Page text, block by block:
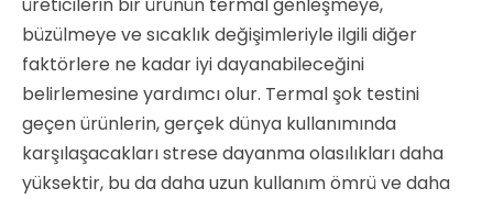
büzülmeye ve sıcaklık değişimleriyle ilgili diğer
faktörlere ne kadar iyi dayanabileceğini
belirlemesine yardımcı olur. Termal şok testini
geçen ürünlerin, gerçek dünya kullanımında
karşılaşacakları strese dayanma olasılıkları daha
yüksektir, bu da daha uzun kullanım ömrü ve daha